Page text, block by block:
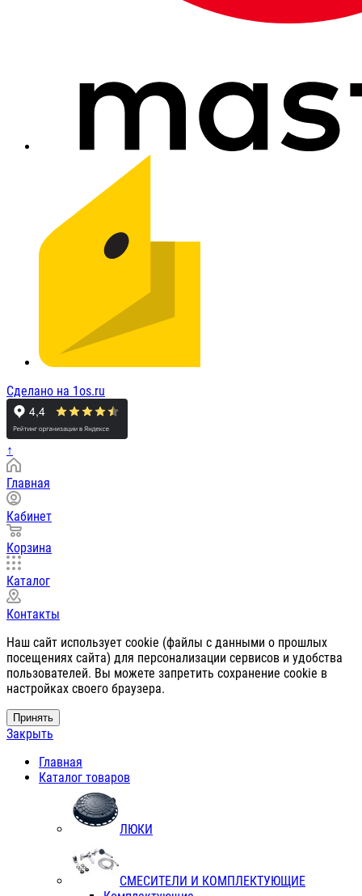
Сделано на 1os.ru
↑
Главная
Кабинет
Корзина
Каталог
Контакты
Наш сайт использует cookie (файлы с данными о прошлых
посещениях сайта) для персонализации сервисов и удобства
пользователей. Вы можете запретить сохранение cookie в
настройках своего браузера.
Принять
Закрыть
Главная
Каталог товаров
ЛЮКИ
СМЕСИТЕЛИ И КОМПЛЕКТУЮЩИЕ